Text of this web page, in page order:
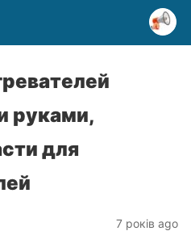
руками,
для
7 років ago